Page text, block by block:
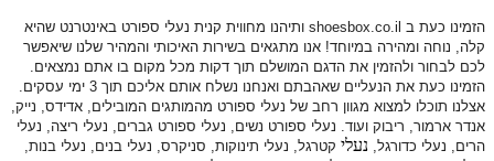
הזמינו כעת ב shoesbox.co.il ותיהנו מחווית קנית נעלי ספורט באינטרנט שהיא
קלה, נוחה ומהירה במיוחד! אנו מתגאים בשירות האיכותי והמהיר שלנו שיאפשר
לכם לבחור ולהזמין את הדגם המושלם תוך דקות מכל מקום בו אתם נמצאים.
הזמינו כעת את הנעליים שאהבתם ואנחנו נשלח אותם אליכם תוך 3 ימי עסקים.
אצלנו תוכלו למצוא מגוון רחב של נעלי ספורט מהמותגים המובילים, אדידס, נייק,
אנדר ארמור, ריבוק ועוד. נעלי ספורט נשים, נעלי ספורט גברים, נעלי ריצה, נעלי
הרים, נעלי כדורגל, נעלי קטרגל, נעלי תינוקות, סניקרס, נעלי בנים, נעלי בנות,